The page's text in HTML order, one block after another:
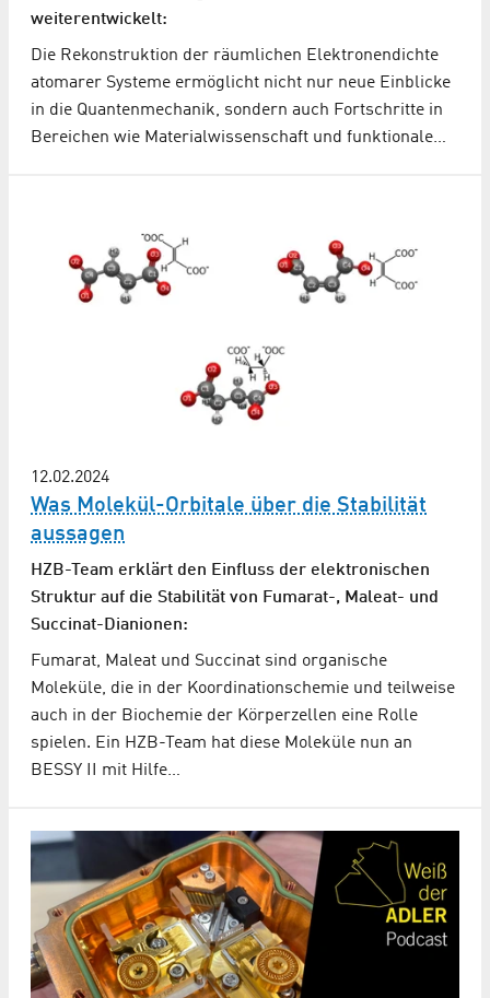
weiterentwickelt:
Die Rekonstruktion der räumlichen Elektronendichte
atomarer Systeme ermöglicht nicht nur neue Einblicke
in die Quantenmechanik, sondern auch Fortschritte in
Bereichen wie Materialwissenschaft und funktionale…
12.02.2024
Was Molekül-Orbitale über die Stabilität
aussagen
HZB-Team erklärt den Einfluss der elektronischen
Struktur auf die Stabilität von Fumarat-, Maleat- und
Succinat-Dianionen:
Fumarat, Maleat und Succinat sind organische
Moleküle, die in der Koordinationschemie und teilweise
auch in der Biochemie der Körperzellen eine Rolle
spielen. Ein HZB-Team hat diese Moleküle nun an
BESSY II mit Hilfe…